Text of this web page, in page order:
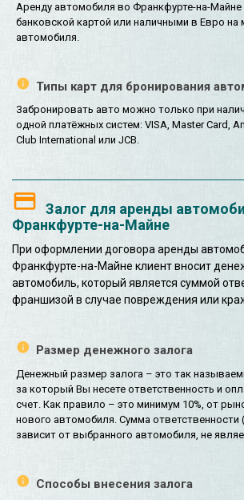
Аренду автомобиля во Франкфурте-на-
банковской картой или наличными в Евро на
автомобиля.
Типы карт для бронирования
Забронировать авто можно только при
одной платёжных систем: VISA, Master Card,
Club International или JCB.
Залог для аренды
Франкфурте-на-Майне
При оформлении договора аренды
Франкфурте-на-Майне клиент вносит
автомобиль, который является суммой
франшизой в случае повреждения или
Размер денежного залога
Денежный размер залога – это так
за который Вы несете ответственность и
счет. Как правило – это минимум 10%, от
нового автомобиля. Сумма ответственности
зависит от выбранного автомобиля, не
Способы внесения залога